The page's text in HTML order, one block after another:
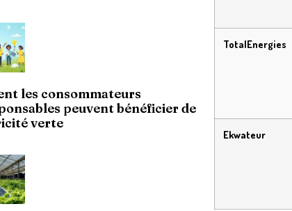
les consommateurs
peuvent bénéficier de
verte
TotalEnergies
Ekwateur